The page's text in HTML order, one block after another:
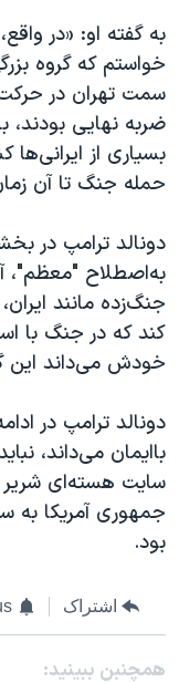
به گفته او: «در
خواستم که گروه
سمت تهران در حرکت
ضربه نهایی بودند،
بسیاری از
حمله جنگ تا آن
دونالد ترامپ در
به‌اصطلاح "معظم"،
جنگ‌زده مانند
کند که در جنگ با
خودش می‌داند این
دونالد ترامپ در
باایمان می‌داند،
سایت هسته‌ای شریر
جمهوری آمریکا به
بود.
اشتراک
همچنبن ببینید: